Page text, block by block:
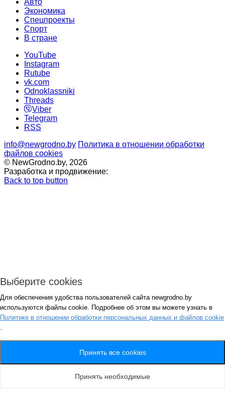
Авто
Экономика
Спецпроекты
Cпорт
В стране
YouTube
Instagram
Rutube
vk.com
Odnoklassniki
Threads
Viber
Telegram
RSS
info@newgrodno.by Политика в отношении обработки
файлов cookies
© NewGrodno.by, 2026
Разработка и продвижение:
Back to top button
Авторизация
*
Запомнить
Потеряли пароль ?
Генерация пароля
Выберите cookies
Для обеспечения удобства пользователей сайта newgrodno.by
используются файлы cookie. Подробнее об этом вы можете узнать в
Политике в отношении обработки персональных данных и файлов cookie
.
Принять все cookies
Принять необходимые